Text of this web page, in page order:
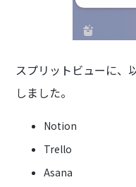
スプリットビューに、
しました。
Notion
Trello
Asana